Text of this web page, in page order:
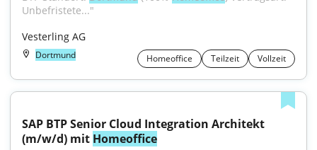
Unbefristete..."
Vesterling AG
Dortmund Homeoffice Teilzeit Vollzeit
SAP BTP Senior Cloud Integration Architekt
(m/w/d) mit Homeoffice